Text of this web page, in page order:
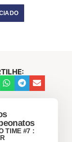
TIME #7 :